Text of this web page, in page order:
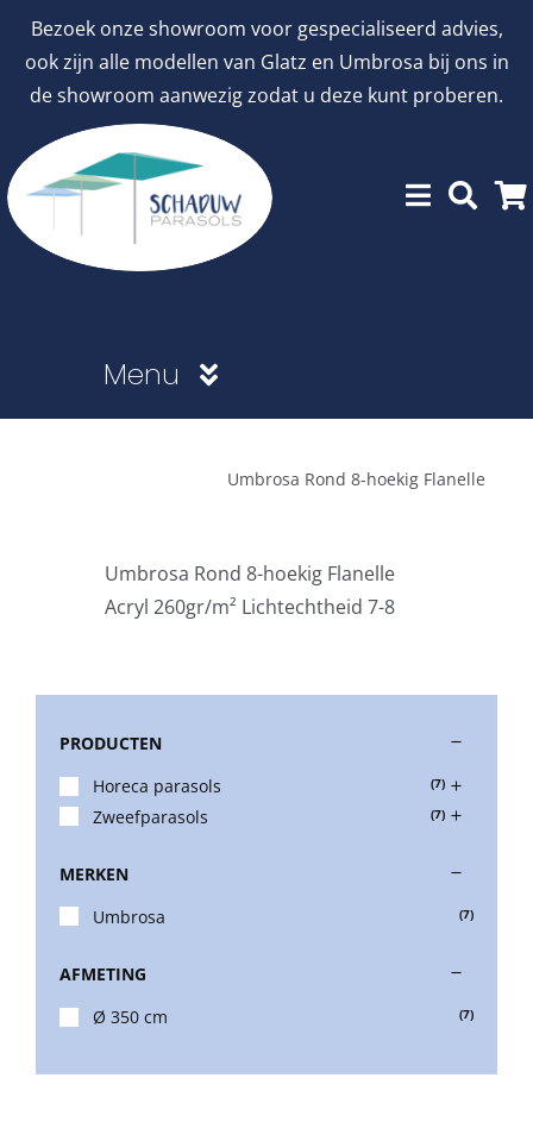
Bezoek onze showroom voor gespecialiseerd advies,
ook zijn alle modellen van Glatz en Umbrosa bij ons in
de showroom aanwezig zodat u deze kunt proberen.
inhoud
Menu
Horeca parasols
Muurparasols
Schaduwdoeken
Snel leverbaar
Umbrosa Rond 8-hoekig Flanelle
Umbrosa Rond 8-hoekig Flanelle
Acryl 260gr/m² Lichtechtheid 7-8
PRODUCTEN
Horeca parasols
(7)
Zweefparasols (7)
MERKEN
Umbrosa
(7)
AFMETING
Ø 350 cm
(7)